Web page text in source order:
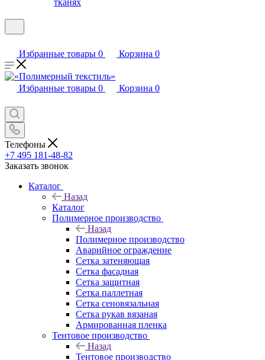
тканях
Избранные товары 0 Корзина 0
Избранные товары 0 Корзина 0
Телефоны
+7 495 181-48-82
Заказать звонок
Каталог
Назад
Каталог
Полимерное производство
Назад
Полимерное производство
Аварийное ограждение
Сетка затеняющая
Сетка фасадная
Сетка защитная
Сетка паллетная
Сетка сеновязальная
Сетка рукав вязаная
Армированная пленка
Тентовое производство
Назад
Тентовое производство